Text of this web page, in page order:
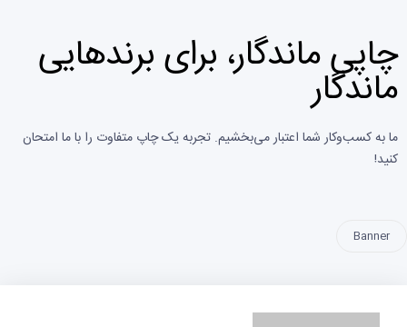
چاپی ماندگار، برای برندهایی
ماندگار
ما به کسب‌وکار شما اعتبار می‌بخشیم. تجربه یک چاپ متفاوت را با ما امتحان
کنید!
Banner